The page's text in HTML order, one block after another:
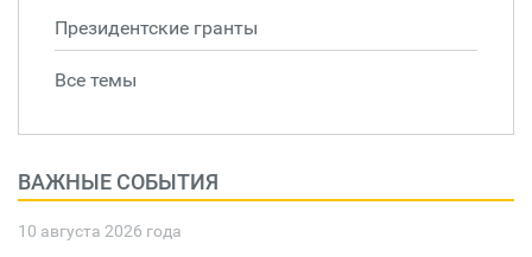
Президентские гранты
Все темы
ВАЖНЫЕ СОБЫТИЯ
10 августа 2026 года